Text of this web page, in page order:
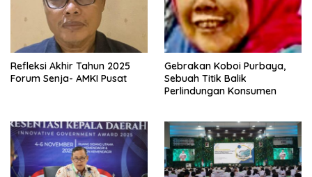
Refleksi Akhir Tahun 2025
Forum Senja- AMKI Pusat
Gebrakan Koboi Purbaya,
Sebuah Titik Balik
Perlindungan Konsumen